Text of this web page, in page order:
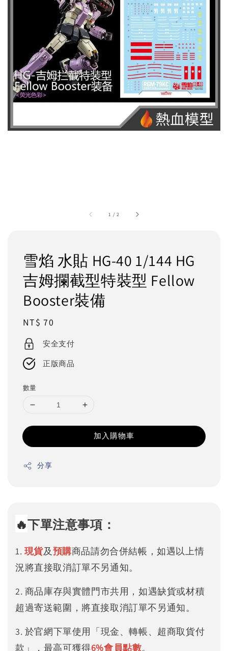
1 /2
雪焰 水貼 HG-40 1/144 HG
吉姆攔截型特裝型 Fellow
Booster裝備
Regular
price
NT$ 70
安全支付
正版商品
數量
加入購物車
分享
🔥下單注意事項：
1. 現貨及預購商品請勿合併結帳，如遇以上情
況將直接取消訂單不另通知。
2. 商品庫存與實體門市共用，如遇缺貨或材積
超過寄送範圍，將直接取消訂單不另通知。
3. 於官網下單使用「現金、轉帳、超商取貨付
款」，最高可獲得6%會員點數。